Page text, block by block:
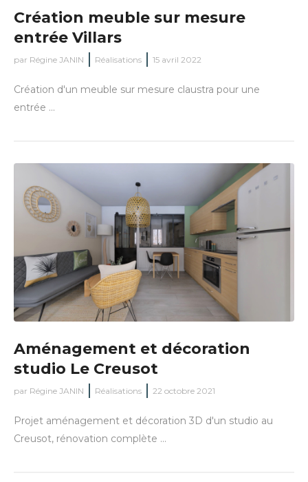
Création meuble sur mesure
entrée Villars
par Régine JANIN Réalisations 15 avril 2022
Création d'un meuble sur mesure claustra pour une
entrée ...
Aménagement et décoration
studio Le Creusot
par Régine JANIN Réalisations 22 octobre 2021
Projet aménagement et décoration 3D d'un studio au
Creusot, rénovation complète ...